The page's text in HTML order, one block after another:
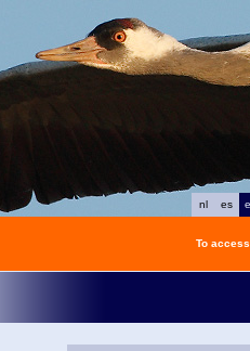
es
nl
To